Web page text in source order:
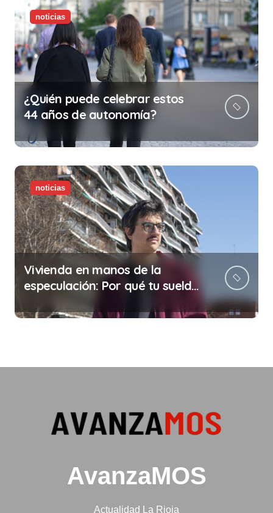
noticias
¿Quién puede celebrar estos
44 años de autonomía?
noticias
Vivienda en manos de la
especulación: Por qué tu sueldo
AvanzaMOS
Actualidad La Rioja